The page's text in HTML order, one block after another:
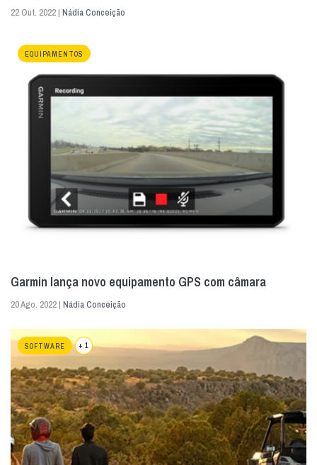
22 Out. 2022 | Nádia Conceição
EQUIPAMENTOS
Garmin lança novo equipamento GPS com câmara
20 Ago. 2022 | Nádia Conceição
SOFTWARE + 1